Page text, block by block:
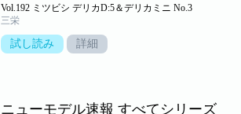
Vol.192 ミツビシ デリカD:5＆デリカミニ No.3
三栄
試し読み 詳細
ニューモデル速報 すべてシリーズ